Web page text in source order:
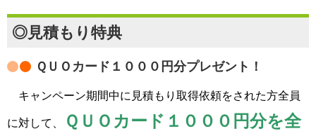
◎見積もり特典
ＱＵＯカード１０００円分プレゼント！
キャンペーン期間中に見積もり取得依頼をされた方全員
に対して、
ＱＵＯカード１０００円分を全